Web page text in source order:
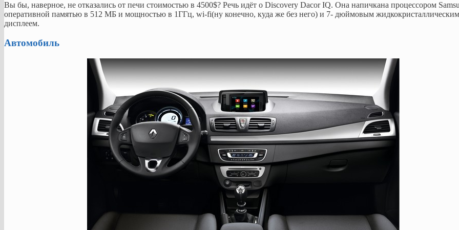
Вы бы, наверное, не отказались от печи стоимостью в 4500$? Речь идёт о Discovery Dacor IQ. Она напичкана процессором
оперативной памятью в 512 МБ и мощностью в 1ГГц, wi-fi(ну конечно, куда же без него) и 7- дюймовым жидкокристаллическим
дисплеем.
Автомобиль